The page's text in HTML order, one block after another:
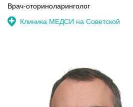
Врач-оториноларинголог
Клиника МЕДСИ на Советской